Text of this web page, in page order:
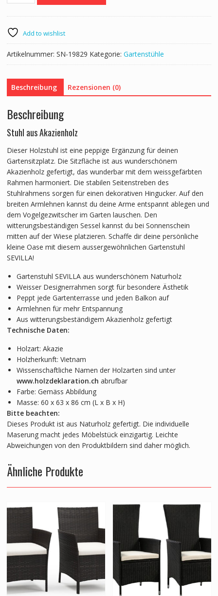
Add to wishlist
Artikelnummer: SN-19829 Kategorie: Gartenstühle
Beschreibung Rezensionen (0)
Beschreibung
Stuhl aus Akazienholz
Dieser Holzstuhl ist eine peppige Ergänzung für deinen
Gartensitzplatz. Die Sitzfläche ist aus wunderschönem
Akazienholz gefertigt, das wunderbar mit dem weissgefärbten
Rahmen harmoniert. Die stabilen Seitenstreben des
Stuhlrahmens sorgen für einen dekorativen Hingucker. Auf den
breiten Armlehnen kannst du deine Arme entspannt ablegen und
dem Vogelgezwitscher im Garten lauschen. Den
witterungsbeständigen Sessel kannst du bei Sonnenschein
mitten auf der Wiese platzieren. Schaffe dir deine persönliche
kleine Oase mit diesem aussergewöhnlichen Gartenstuhl
SEVILLA!
Gartenstuhl SEVILLA aus wunderschönem Naturholz
Weisser Designerrahmen sorgt für besondere Ästhetik
Peppt jede Gartenterrasse und jeden Balkon auf
Armlehnen für mehr Entspannung
Aus witterungsbeständigem Akazienholz gefertigt
Technische Daten:
Holzart: Akazie
Holzherkunft: Vietnam
Wissenschaftliche Namen der Holzarten sind unter
www.holzdeklaration.ch abrufbar
Farbe: Gemäss Abbildung
Masse: 60 x 63 x 86 cm (L x B x H)
Bitte beachten:
Dieses Produkt ist aus Naturholz gefertigt. Die individuelle
Maserung macht jedes Möbelstück einzigartig. Leichte
Abweichungen von den Produktbildern sind daher möglich.
Ähnliche Produkte